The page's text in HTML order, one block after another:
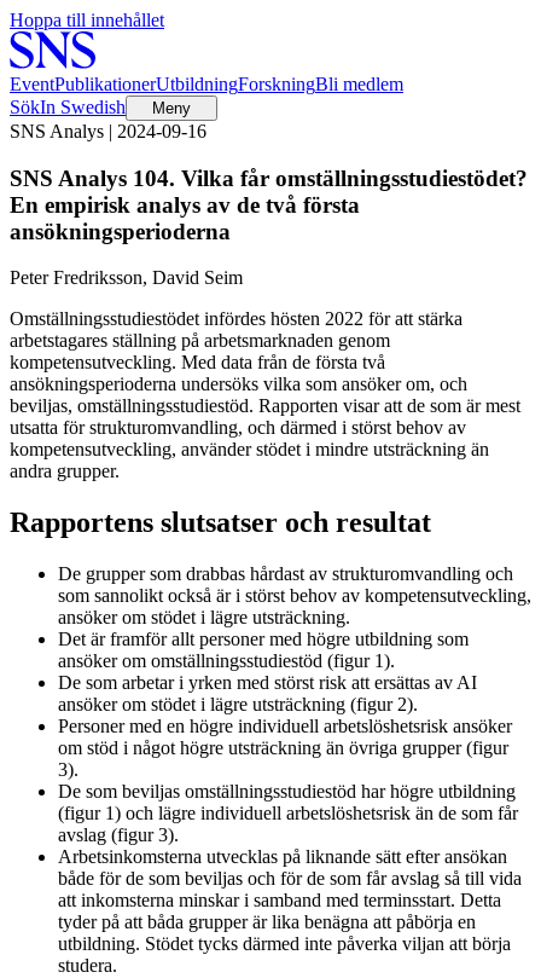
Hoppa till innehållet
EventPublikationerUtbildningForskningBli medlem
SökIn Swedish Meny
SNS Analys | 2024-09-16
SNS Analys 104. Vilka får omställningsstudiestödet?
En empirisk analys av de två första
ansökningsperioderna
Peter Fredriksson, David Seim
Omställningsstudiestödet infördes hösten 2022 för att stärka
arbetstagares ställning på arbetsmarknaden genom
kompetensutveckling. Med data från de första två
ansökningsperioderna undersöks vilka som ansöker om, och
beviljas, omställningsstudiestöd. Rapporten visar att de som är mest
utsatta för strukturomvandling, och därmed i störst behov av
kompetensutveckling, använder stödet i mindre utsträckning än
andra grupper.
Rapportens slutsatser och resultat
De grupper som drabbas hårdast av strukturomvandling och
som sannolikt också är i störst behov av kompetensutveckling,
ansöker om stödet i lägre utsträckning.
Det är framför allt personer med högre utbildning som
ansöker om omställningsstudiestöd (figur 1).
De som arbetar i yrken med störst risk att ersättas av AI
ansöker om stödet i lägre utsträckning (figur 2).
Personer med en högre individuell arbetslöshetsrisk ansöker
om stöd i något högre utsträckning än övriga grupper (figur
3).
De som beviljas omställningsstudiestöd har högre utbildning
(figur 1) och lägre individuell arbetslöshetsrisk än de som får
avslag (figur 3).
Arbetsinkomsterna utvecklas på liknande sätt efter ansökan
både för de som beviljas och för de som får avslag så till vida
att inkomsterna minskar i samband med terminsstart. Detta
tyder på att båda grupper är lika benägna att påbörja en
utbildning. Stödet tycks därmed inte påverka viljan att börja
studera.